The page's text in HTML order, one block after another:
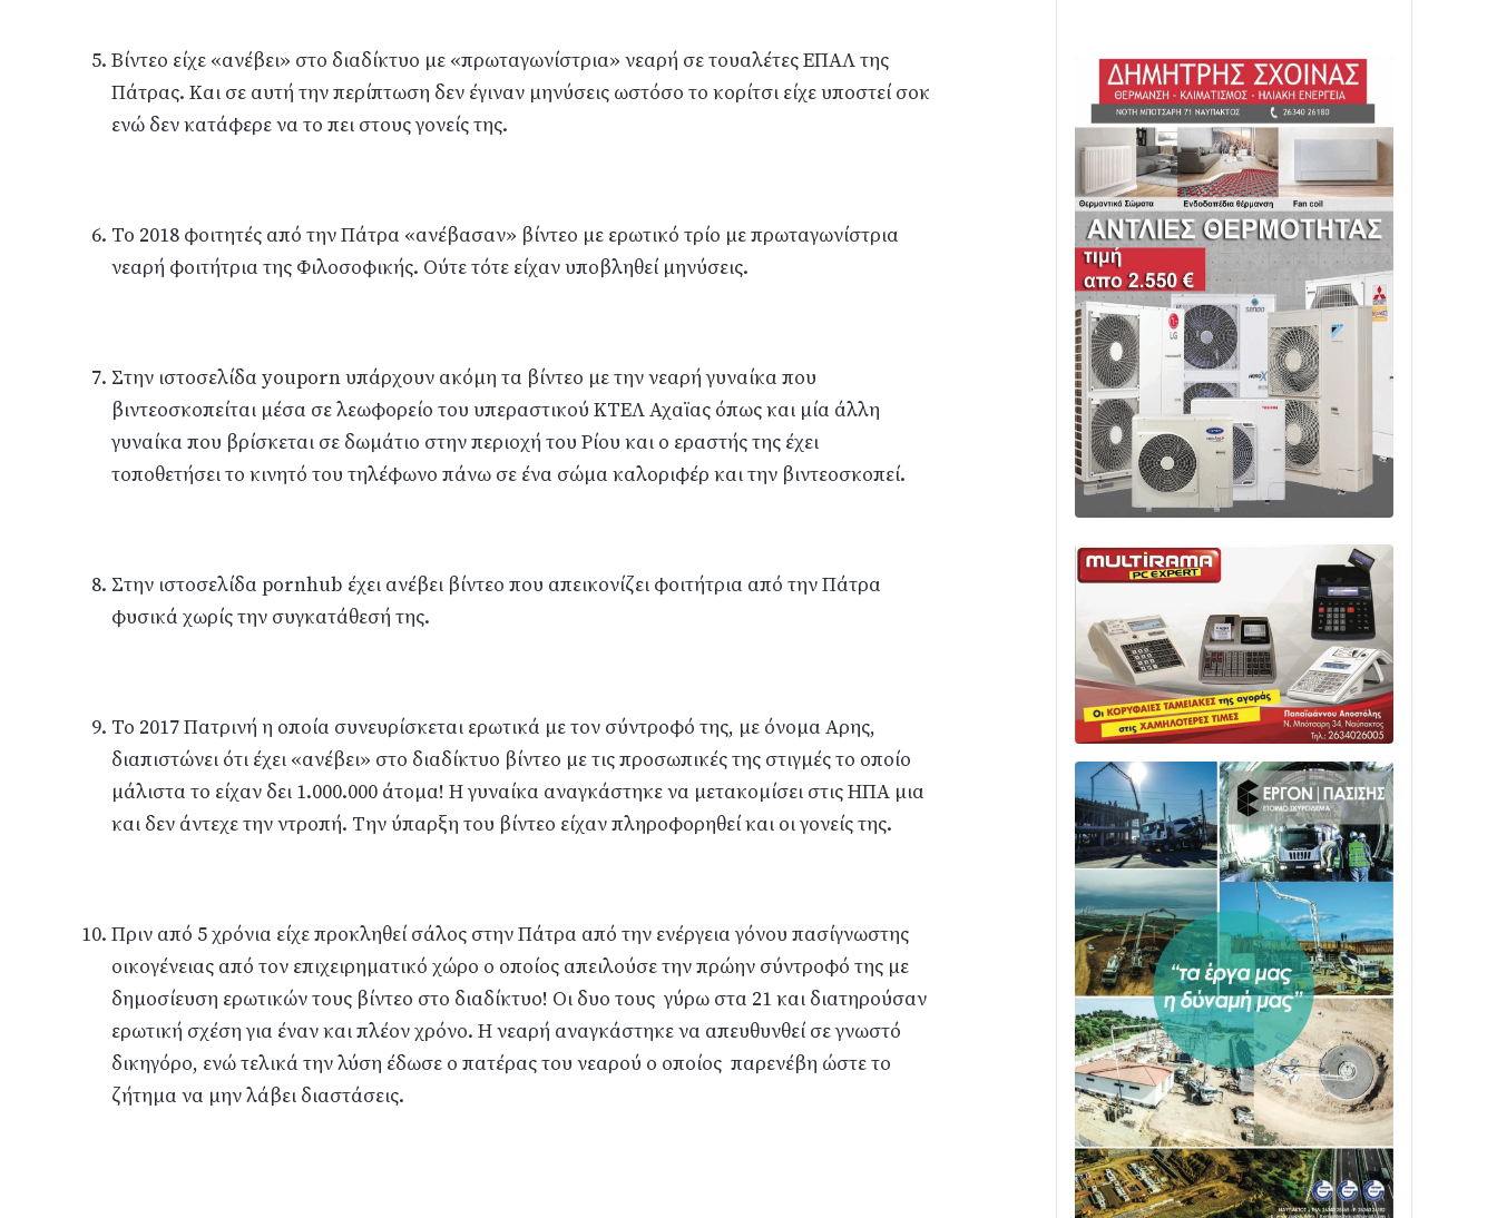
Βίντεο είχε «ανέβει» στο διαδίκτυο με «πρωταγωνίστρια» νεαρή σε τουαλέτες ΕΠΑΛ της
Πάτρας. Και σε αυτή την περίπτωση δεν έγιναν μηνύσεις ωστόσο το κορίτσι είχε υποστεί σοκ
ενώ δεν κατάφερε να το πει στους γονείς της.
To 2018 φοιτητές από την Πάτρα «ανέβασαν» βίντεο με ερωτικό τρίο με πρωταγωνίστρια
νεαρή φοιτήτρια της Φιλοσοφικής. Ούτε τότε είχαν υποβληθεί μηνύσεις.
Στην ιστοσελίδα youporn υπάρχουν ακόμη τα βίντεο με την νεαρή γυναίκα που
βιντεοσκοπείται μέσα σε λεωφορείο του υπεραστικού ΚΤΕΛ Αχαϊας όπως και μία άλλη
γυναίκα που βρίσκεται σε δωμάτιο στην περιοχή του Ρίου και ο εραστής της έχει
τοποθετήσει το κινητό του τηλέφωνο πάνω σε ένα σώμα καλοριφέρ και την βιντεοσκοπεί.
Στην ιστοσελίδα pornhub έχει ανέβει βίντεο που απεικονίζει φοιτήτρια από την Πάτρα
φυσικά χωρίς την συγκατάθεσή της.
Το 2017 Πατρινή η οποία συνευρίσκεται ερωτικά με τον σύντροφό της, με όνομα Αρης,
διαπιστώνει ότι έχει «ανέβει» στο διαδίκτυο βίντεο με τις προσωπικές της στιγμές το οποίο
μάλιστα το είχαν δει 1.000.000 άτομα! Η γυναίκα αναγκάστηκε να μετακομίσει στις ΗΠΑ μια
και δεν άντεχε την ντροπή. Την ύπαρξη του βίντεο είχαν πληροφορηθεί και οι γονείς της.
Πριν από 5 χρόνια είχε προκληθεί σάλος στην Πάτρα από την ενέργεια γόνου πασίγνωστης
οικογένειας από τον επιχειρηματικό χώρο ο οποίος απειλούσε την πρώην σύντροφό της με
δημοσίευση ερωτικών τους βίντεο στο διαδίκτυο! Οι δυο τους γύρω στα 21 και διατηρούσαν
ερωτική σχέση για έναν και πλέον χρόνο. Η νεαρή αναγκάστηκε να απευθυνθεί σε γνωστό
δικηγόρο, ενώ τελικά την λύση έδωσε ο πατέρας του νεαρού ο οποίος παρενέβη ώστε το
ζήτημα να μην λάβει διαστάσεις.